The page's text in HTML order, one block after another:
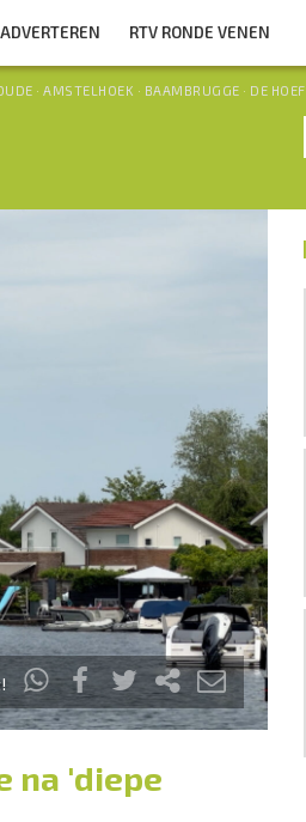
ADVERTEREN RTV RONDE VENEN
· AMSTELHOEK · BAAMBRUGGE · DE HOEF
na 'diepe